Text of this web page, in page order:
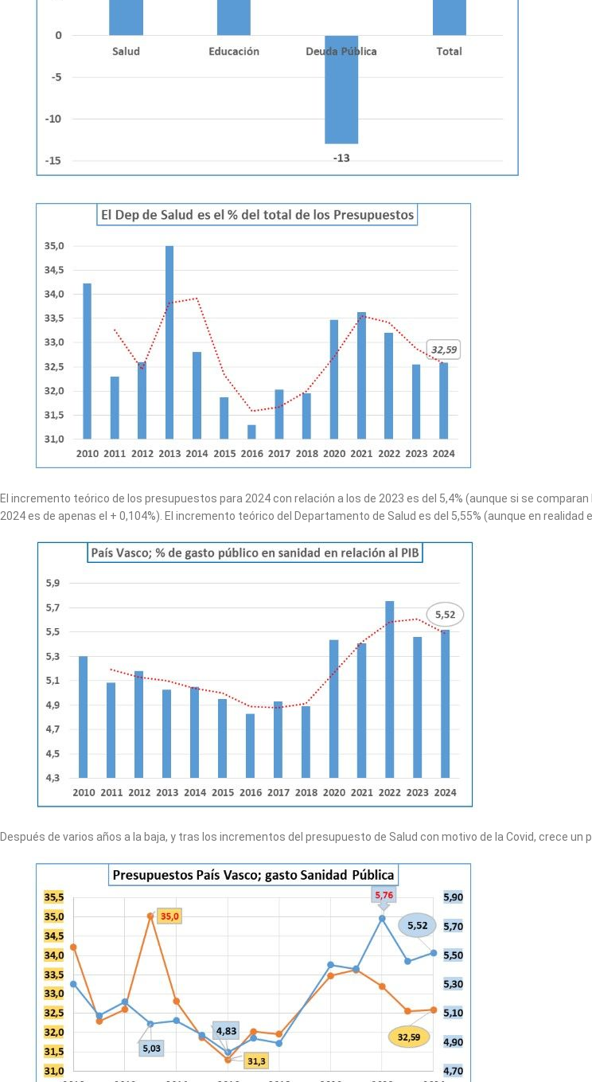
El incremento teórico de los presupuestos para 2024 con relación a los de 2023 es del 5,4% (aunque si se
2024 es de apenas el + 0,104%). El incremento teórico del Departamento de Salud es del 5,55% (aunque en realidad
Después de varios años a la baja, y tras los incrementos del presupuesto de Salud con motivo de la Covid, crece